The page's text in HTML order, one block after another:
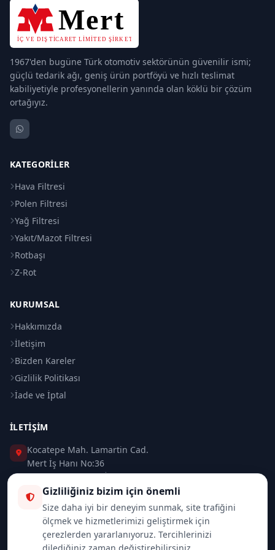
1967'den bugüne Türk otomotiv sektörünün güvenilir ismi;
güçlü tedarik ağı, geniş ürün portföyü ve hızlı teslimat
kabiliyetiyle profesyonellerin yanında olan köklü bir çözüm
ortağıyız.
KATEGORILER
Hava Filtresi
Polen Filtresi
Yağ Filtresi
Yakıt/Mazot Filtresi
Rotbaşı
Z-Rot
KURUMSAL
Hakkımızda
İletişim
Bizden Kareler
Gizlilik Politikası
İade ve İptal
İLETIŞIM
Kocatepe Mah. Lamartin Cad.
Mert İş Hanı No:36
Taksim / Beyoğlu / İSTANBUL
0 (212) 235 37 83
0 (532) 418 08 46
Gizliliğiniz bizim için önemli
Size daha iyi bir deneyim sunmak, site trafiğini
ölçmek ve hizmetlerimizi geliştirmek için
çerezlerden yararlanıyoruz. Tercihlerinizi